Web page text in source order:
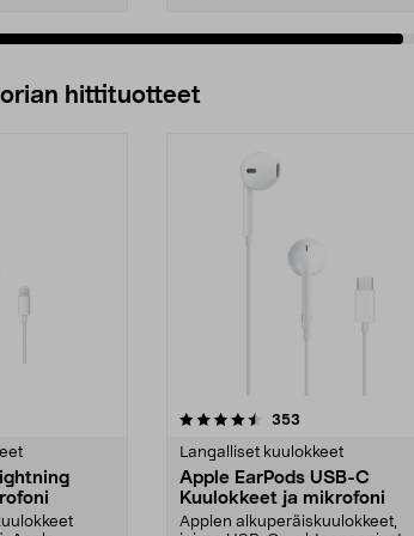
hittituotteet
353
Langalliset kuulokkeet
Apple EarPods USB-C
Kuulokkeet ja mikrofoni
Applen alkuperäiskuulokkeet,
4.5 viidestä